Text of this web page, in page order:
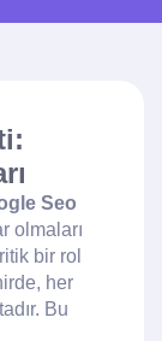
Seo
olmaları
bir rol
her
Bu